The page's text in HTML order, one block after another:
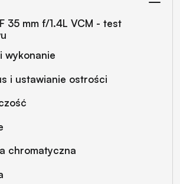
35 mm f/1.4L VCM - test
wykonanie
i ustawianie ostrości
chromatyczna